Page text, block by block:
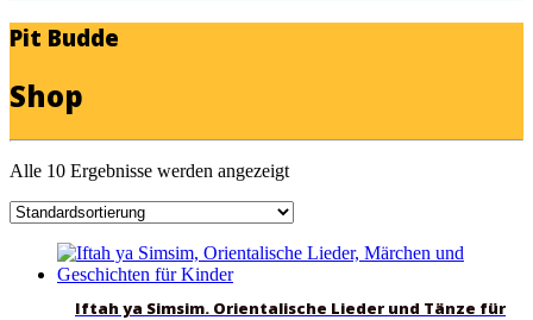
Pit Budde
Shop
Alle 10 Ergebnisse werden angezeigt
Iftah ya Simsim. Orientalische Lieder und Tänze für